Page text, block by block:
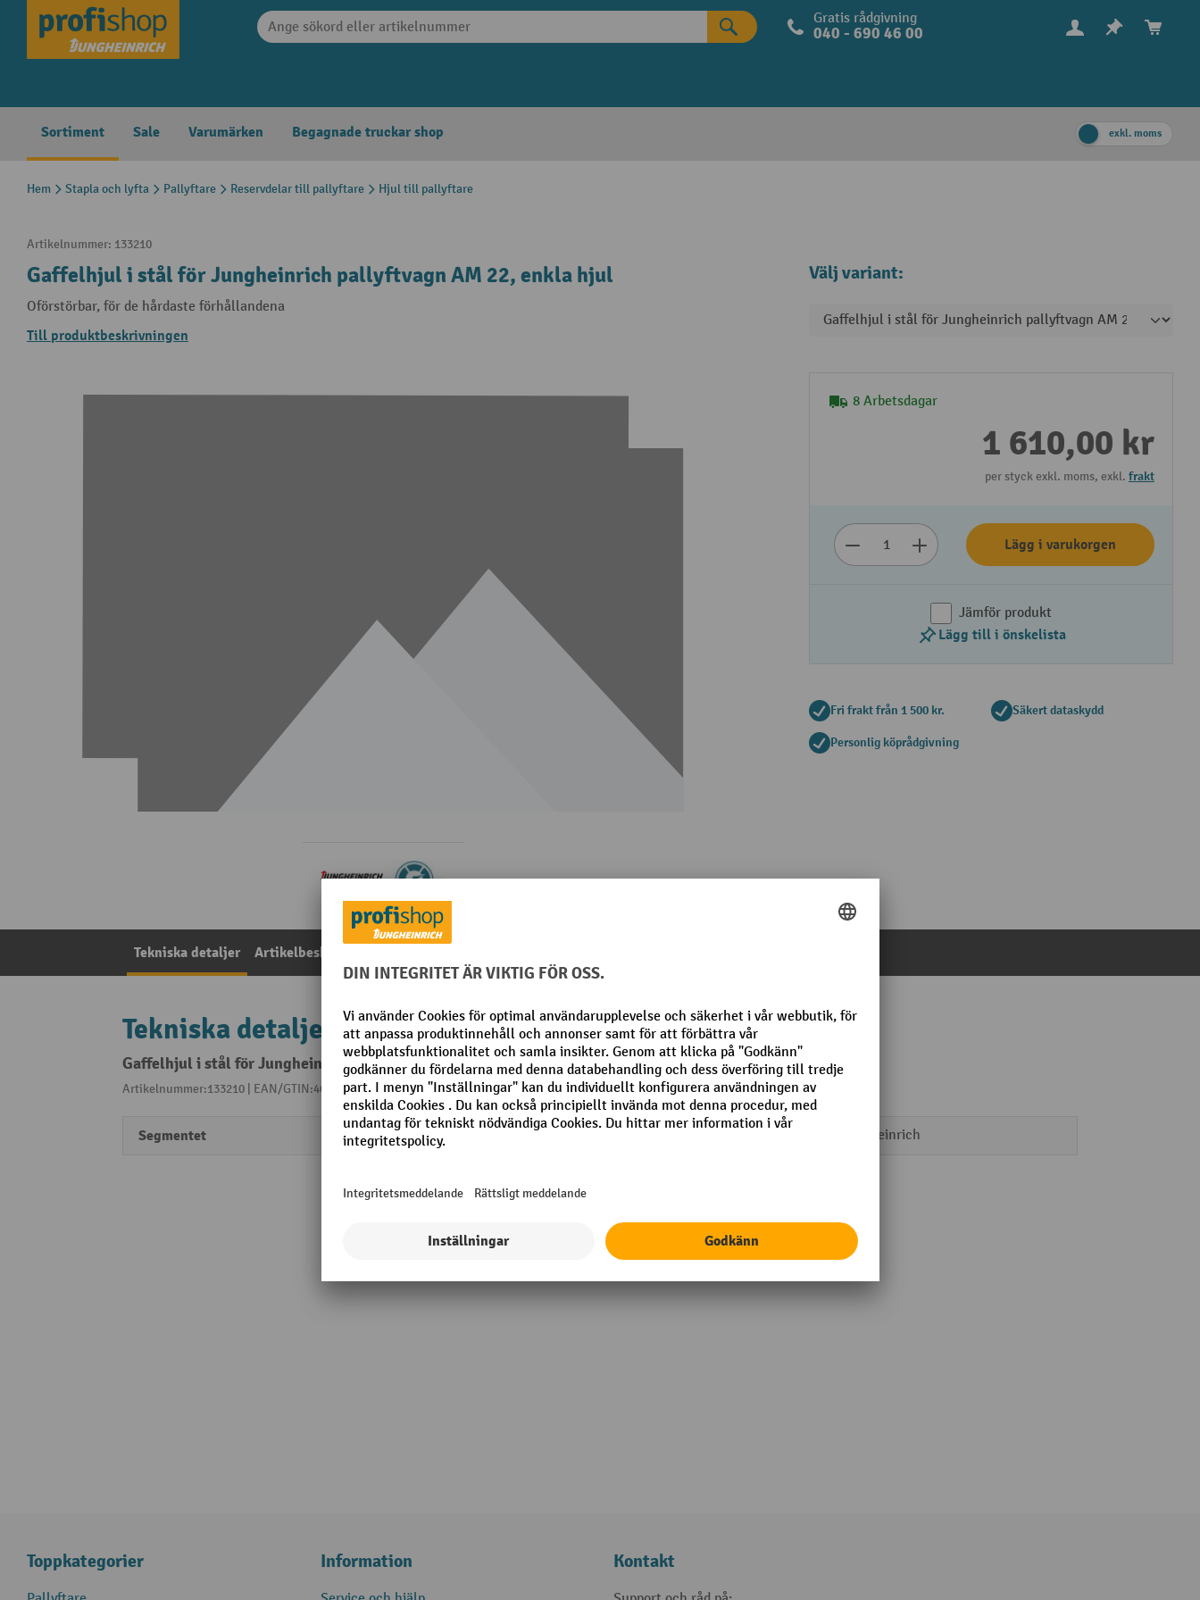
Hoppa till huvudnavigering Gratis rådgivning
040 - 690 46 00
Sortiment Sale Varumärken Begagnade truckar shop exkl. moms
Hem Stapla och lyfta Pallyftare Reservdelar till pallyftare Hjul till pallyftare
Artikelnummer: 133210
Gaffelhjul i stål för Jungheinrich pallyftvagn AM 22, enkla hjul
Oförstörbar, för de hårdaste förhållandena
Till produktbeskrivningen
Välj variant:
8 Arbetsdagar
1 610,00 kr
per styck exkl. moms, exkl. frakt
Lägg i varukorgen
Jämför produkt
Lägg till i önskelista
Fri frakt från 1 500 kr. Säkert dataskydd
Personlig köprådgivning
Tekniska detaljer Artikelbeskrivning
Tekniska detaljer
Gaffelhjul i stål för Jungheinrich pallyftvagn AM 22, enkla hjul
Artikelnummer:133210 | EAN/GTIN:4055091296210Från kategorin:Hjul till pallyftare
Segmentet Professional Jungheinrich
Toppkategorier Information Kontakt